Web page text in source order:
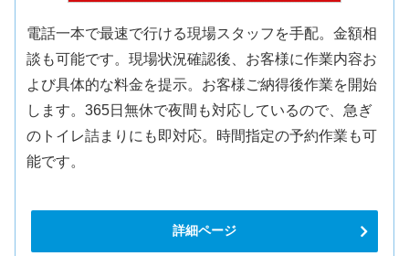
電話一本で最速で行ける現場スタッフを手配。金額相
談も可能です。現場状況確認後、お客様に作業内容お
よび具体的な料金を提示。お客様ご納得後作業を開始
します。365日無休で夜間も対応しているので、急ぎ
のトイレ詰まりにも即対応。時間指定の予約作業も可
能です。
詳細ページ